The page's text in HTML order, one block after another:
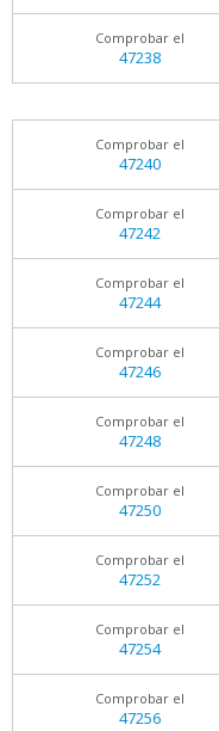
Comprobar el
47238
Comprobar el
47240
Comprobar el
47242
Comprobar el
47244
Comprobar el
47246
Comprobar el
47248
Comprobar el
47250
Comprobar el
47252
Comprobar el
47254
Comprobar el
47256